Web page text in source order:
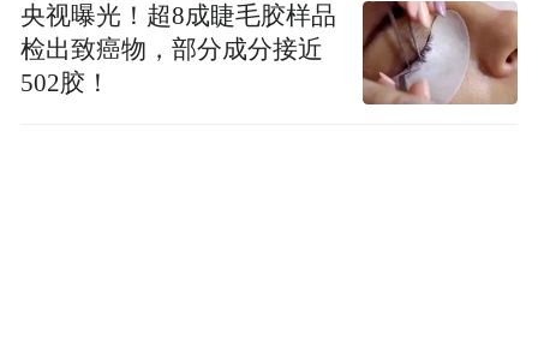
央视曝光！超8成睫毛胶样品
检出致癌物，部分成分接近
502胶！